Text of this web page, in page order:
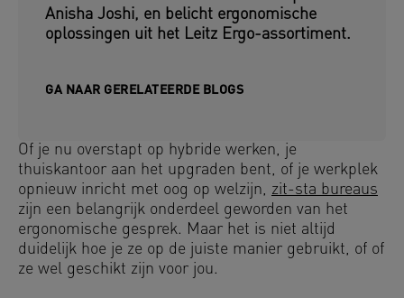
Anisha Joshi, en belicht ergonomische
oplossingen uit het Leitz Ergo-assortiment.
GA NAAR GERELATEERDE BLOGS
Of je nu overstapt op hybride werken, je
thuiskantoor aan het upgraden bent, of je werkplek
opnieuw inricht met oog op welzijn, zit-sta bureaus
zijn een belangrijk onderdeel geworden van het
ergonomische gesprek. Maar het is niet altijd
duidelijk hoe je ze op de juiste manier gebruikt, of of
ze wel geschikt zijn voor jou.